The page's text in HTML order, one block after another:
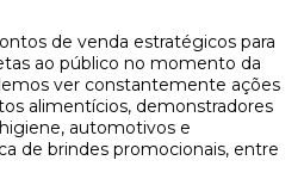
de venda estratégicos para
ao público no momento da
ver constantemente ações
alimentícios, demonstradores
automotivos e
de brindes promocionais, entre